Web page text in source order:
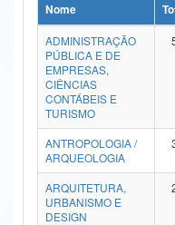
Ministério da Ciência, Tecnologia,
Ministério do Meio Ambiente
Ministério do Turismo
Ministério do Desenvolvimento
Controladoria-Geral da União
Ministério da Mulher, da Família e
Nome
ADMINISTRAÇÃO
PÚBLICA E DE
EMPRESAS,
CIÊNCIAS
CONTÁBEIS E
TURISMO
ANTROPOLOGIA /
ARQUEOLOGIA
ARQUITETURA,
URBANISMO E
DESIGN